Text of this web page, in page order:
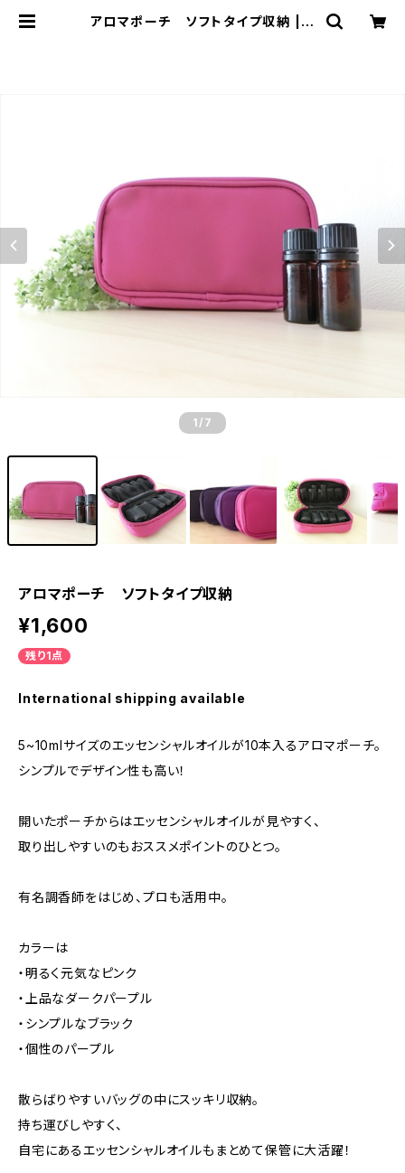
アロマポーチ ソフトタイプ収納 | c
1 /7
アロマポーチ ソフトタイプ収納
¥1,600
残り1点
International shipping available
5~10mlサイズのエッセンシャルオイルが10本入るアロマポーチ。
シンプルでデザイン性も高い！
開いたポーチからはエッセンシャルオイルが見やすく、
取り出しやすいのもおススメポイントのひとつ。
有名調香師をはじめ、プロも活用中。
カラーは
・明るく元気なピンク
・上品なダークパープル
・シンプルなブラック
・個性のパープル
散らばりやすいバッグの中にスッキリ収納。
持ち運びしやすく、
自宅にあるエッセンシャルオイルもまとめて保管に大活躍！